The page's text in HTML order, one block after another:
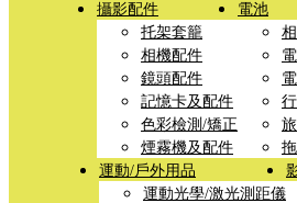
攝影配件
托架套籠
相機配件
鏡頭配件
記憶卡及配件
色彩檢測/矯正
煙霧機及配件
電池
運動/戶外用品
運動光學/激光測距儀